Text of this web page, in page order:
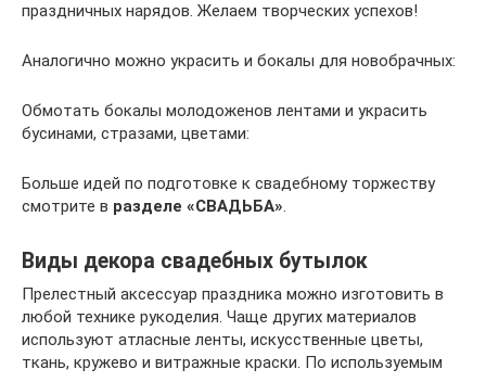
праздничных нарядов. Желаем творческих успехов!
Аналогично можно украсить и бокалы для новобрачных:
Обмотать бокалы молодоженов лентами и украсить
бусинами, стразами, цветами:
Больше идей по подготовке к свадебному торжеству
смотрите в разделе «СВАДЬБА».
Виды декора свадебных бутылок
Прелестный аксессуар праздника можно изготовить в
любой технике рукоделия. Чаще других материалов
используют атласные ленты, искусственные цветы,
ткань, кружево и витражные краски. По используемым